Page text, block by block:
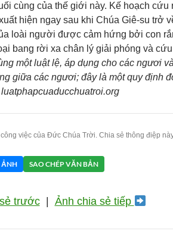
cùng của thế giới này. Kế hoạch cứu
hiện ngay sau khi Chúa Giê-su trở
loài người được cảm hứng bởi con
bang rời xa chân lý giải phóng và
một luật lệ, áp dụng cho các ngươi
giữa các ngươi; đây là một quy định
việc của Đức Chúa Trời. Chia sẻ thông điệp
ẢNH SAO CHÉP VĂN BẢN
trước| Ảnh chia sẻ tiếp